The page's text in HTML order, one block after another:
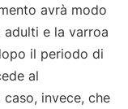
avrà modo
e la varroa
il periodo di
al
invece, che